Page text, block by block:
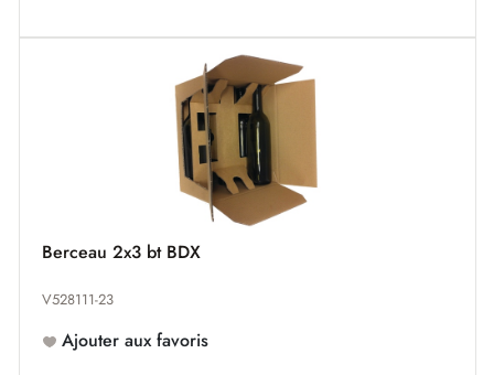
Berceau 2x3 bt BDX
V528111-23
Ajouter aux favoris